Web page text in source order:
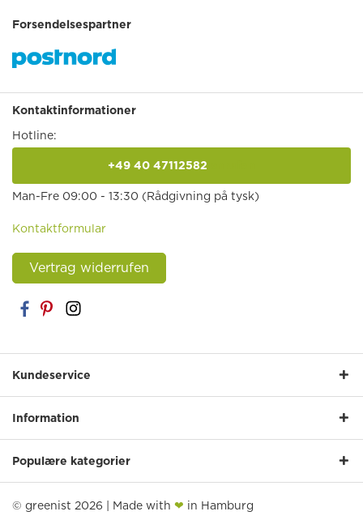
Forsendelsespartner
Kontaktinformationer
Hotline:
+49 40 47112582
Man-Fre 09:00 - 13:30 (Rådgivning på tysk)
Kontaktformular
Vertrag widerrufen
Kundeservice
Information
Populære kategorier
© greenist 2026 | Made with ❤ in Hamburg